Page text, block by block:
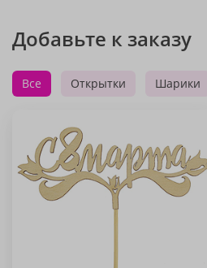
Добавьте к заказу
Все Открытки Шарики